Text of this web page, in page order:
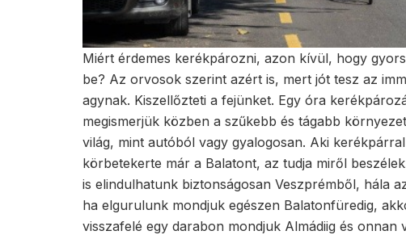
Miért érdemes kerékpározni, azon kívül, hogy
be? Az orvosok szerint azért is, mert jót tesz az
agynak. Kiszellőzteti a fejünket. Egy óra
megismerjük közben a szűkebb és tágabb
világ, mint autóból vagy gyalogosan. Aki
körbetekerte már a Balatont, az tudja miről
is elindulhatunk biztonságosan Veszprémből, hála
ha elgurulunk mondjuk egészen Balatonfüredig,
visszafelé egy darabon mondjuk Almádiig és onnan